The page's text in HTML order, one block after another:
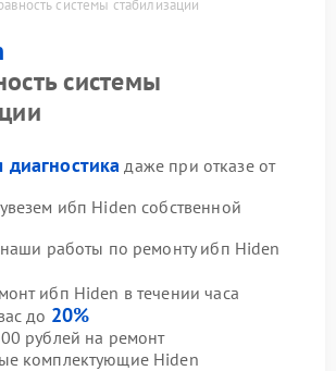
системы стабилизации
системы
диагностика даже при отказе от
ибп Hiden собственной
наши работы по ремонту ибп Hiden
ибп Hiden в течении часа
до 20%
рублей на ремонт
комплектующие Hiden